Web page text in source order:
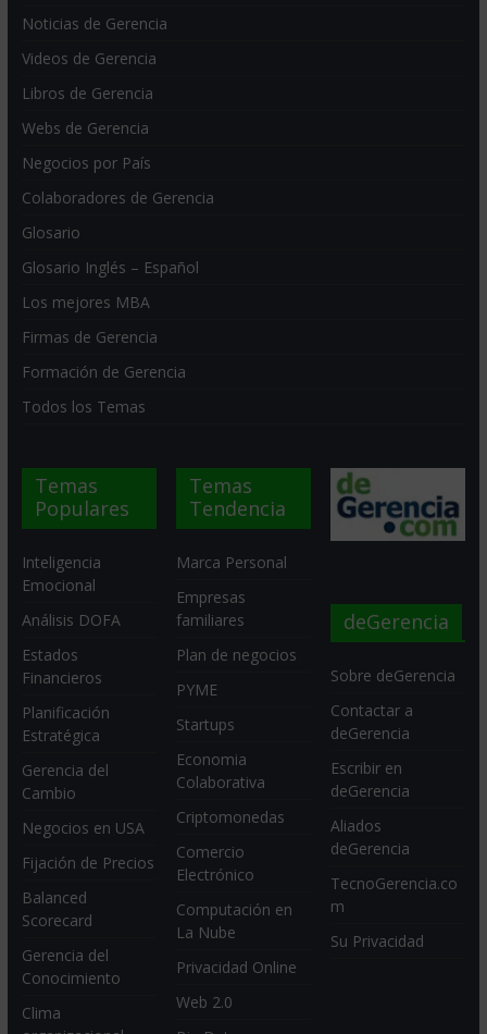
Noticias de Gerencia
Videos de Gerencia
Libros de Gerencia
Webs de Gerencia
Negocios por País
Colaboradores de Gerencia
Glosario
Glosario Inglés – Español
Los mejores MBA
Firmas de Gerencia
Formación de Gerencia
Todos los Temas
Temas
Populares
Inteligencia
Emocional
Análisis DOFA
Estados
Financieros
Planificación
Estratégica
Gerencia del
Cambio
Negocios en USA
Fijación de Precios
Balanced
Scorecard
Gerencia del
Conocimiento
Clima
Temas
Tendencia
Marca Personal
Empresas
familiares
Plan de negocios
PYME
Startups
Economia
Colaborativa
Criptomonedas
Comercio
Electrónico
Computación en
La Nube
Privacidad Online
Web 2.0
deGerencia
Sobre deGerencia
Contactar a
deGerencia
Escribir en
deGerencia
Aliados
deGerencia
TecnoGerencia.co
m
Su Privacidad